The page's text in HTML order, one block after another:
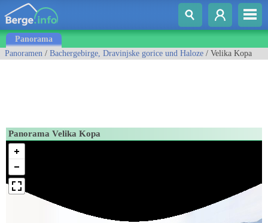
Panorama
Panoramen / Bachergebirge, Dravinjske gorice und Haloze / Velika Kopa
Panorama Velika Kopa